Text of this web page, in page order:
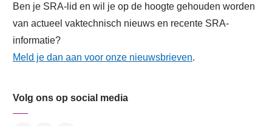
Ben je SRA-lid en wil je op de hoogte gehouden worden
van actueel vaktechnisch nieuws en recente SRA-
informatie?
Meld je dan aan voor onze nieuwsbrieven.
Volg ons op social media